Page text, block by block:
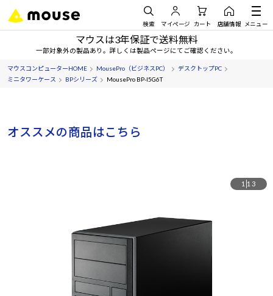
検索 マイページ カート 店舗情報 メニュー
マウスは3年保証で送料無料
一部対象外の製品あり。詳しくは製品ページにてご確認ください。
マウスコンピューターHOME MousePro（ビジネスPC）
デスクトップPC
ミニタワーケース
BPシリーズ MousePro BP-I5G6T
オススメの商品はこちら
1 13